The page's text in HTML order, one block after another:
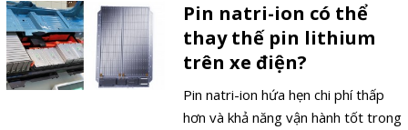
Pin natri-ion có thể
thay thế pin lithium
trên xe điện?
Pin natri-ion hứa hẹn chi phí thấp
hơn và khả năng vận hành tốt trong